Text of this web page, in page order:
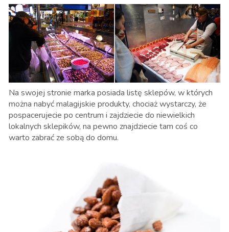
Na swojej stronie marka posiada listę sklepów, w których
można nabyć malagijskie produkty, chociaż wystarczy, że
pospacerujecie po centrum i zajdziecie do niewielkich
lokalnych sklepików, na pewno znajdziecie tam coś co
warto zabrać ze sobą do domu.